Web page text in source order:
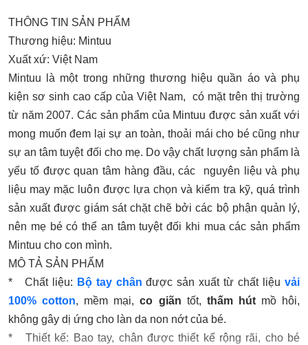
THÔNG TIN SẢN PHẨM
Thương hiệu: Mintuu
Xuất xứ: Việt Nam
Mintuu là một trong những thương hiệu quần áo và phụ
kiện sơ sinh cao cấp của Việt Nam, có mặt trên thị trường
từ năm 2007. Các sản phẩm của Mintuu được sản xuất với
mong muốn đem lại sự an toàn, thoải mái cho bé cũng như
sự an tâm tuyệt đối cho mẹ. Do vậy chất lượng sản phẩm là
yếu tố được quan tâm hàng đầu, các nguyên liệu và phụ
liệu may mặc luôn được lựa chọn và kiểm tra kỹ, quá trình
sản xuất được giám sát chặt chẽ bởi các bộ phận quản lý,
nên mẹ bé có thể an tâm tuyệt đối khi mua các sản phẩm
Mintuu cho con mình.
MÔ TẢ SẢN PHẨM
* Chất liệu: Bộ tay chân được sản xuất từ chất liệuvải
100% cotton, mềm mại,co giãn tốt, thấm hútmồ hôi,
không gây dị ứng cho làn da non nớt của bé.
* Thiết kế: Bao tay, chân được thiết kế rộng rãi, cho bé